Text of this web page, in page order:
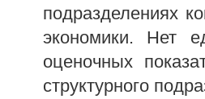
подразделениях
экономики. Нет
оценочных
структурного